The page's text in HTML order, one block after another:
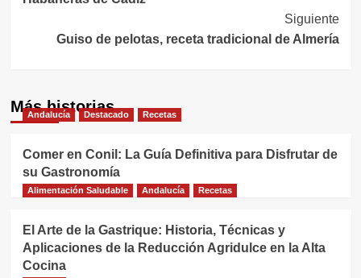
Siguiente
Guiso de pelotas, receta tradicional de Almería
Más historias
Andalucía Destacado Recetas
Comer en Conil: La Guía Definitiva para Disfrutar de
su Gastronomía
Alimentación Saludable Andalucía Recetas
El Arte de la Gastrique: Historia, Técnicas y
Aplicaciones de la Reducción Agridulce en la Alta
Cocina